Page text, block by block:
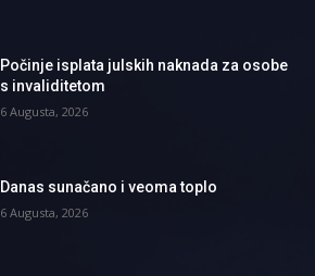
Počinje isplata julskih naknada za osobe
s invaliditetom
6 Augusta, 2026
Danas sunačano i veoma toplo
6 Augusta, 2026